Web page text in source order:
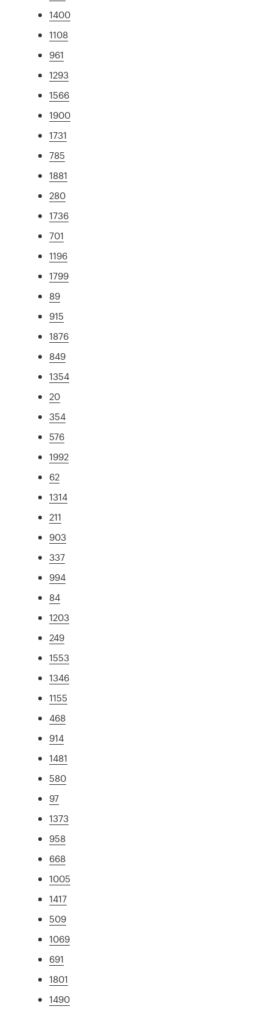
1400
1108
961
1293
1566
1900
1731
785
1881
280
1736
701
1196
1799
89
915
1876
849
1354
20
354
576
1992
62
1314
211
903
337
994
84
1203
249
1553
1346
1155
468
914
1481
580
97
1373
958
668
1005
1417
509
1069
691
1801
1490